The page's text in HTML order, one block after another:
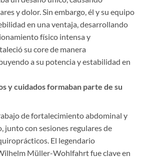
y dolor. Sin embargo, él y su equipo
en una ventaja, desarrollando
físico intensa y
su core de manera
a su potencia y estabilidad en
y cuidados formaban parte de su
de fortalecimiento abdominal y
junto con sesiones regulares de
El legendario
Müller-Wohlfahrt fue clave en